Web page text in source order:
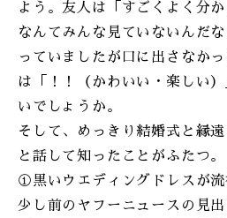
よう。友人は「すごくよく分
なんてみんな見ていないんだ
っていましたが口に出さなか
は「！！（かわいい・楽しい
いでしょうか。
そして、めっきり結婚式と縁
と話して知ったことがふたつ。
①黒いウエディングドレスが
少し前のヤフーニュースの見